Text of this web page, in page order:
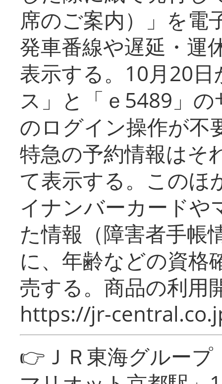
席のご案内）」を電
発車番線や遅延・運
表示する。10月20
ス」と「ｅ5489」
のログイン操作が不
特急の予約情報はそ
て表示する。このほ
イナンバーカードや
た情報（障害者手帳
に、年齢などの資格
売する。商品の利用
https://jr-
👉ＪＲ東海グルー